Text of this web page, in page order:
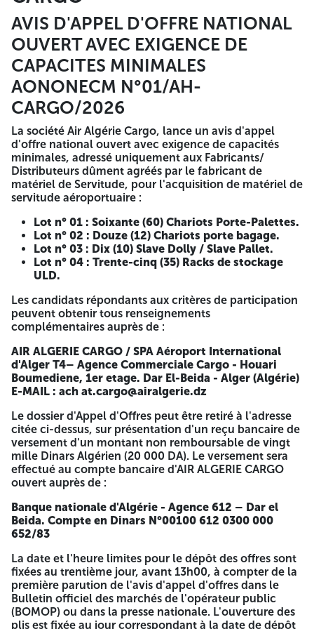
La société Air Algérie Cargo, lance un avis d'appel d'offre
national ouvert avec exigence de capacités minimales,
adressé uniquement aux Fabricants/ Distributeurs dûment
agréés par le fabricant de matériel de Servitude, pour
l'acquisition de matériel de servitude aéroportuaire :
Lot n° 01 : Soixante (60) Chariots Porte-Palettes.
Lot n° 02 : Douze (12) Chariots porte bagage.
Lot n° 03 : Dix (10) Slave Dolly / Slave Pallet.
Lot n° 04 : Trente-cinq (35) Racks de stockage ULD.
Les candidats répondants aux critères de participation
peuvent obtenir tous renseignements complémentaires
auprès de :
AIR ALGERIE CARGO / SPA Aéroport International d'Alger
T4– Agence Commerciale Cargo - Houari Boumediene,
1er etage. Dar El-Beida - Alger (Algérie) E-MAIL : ach
at.cargo@airalgerie.dz
Le dossier d'Appel d'Offres peut être retiré à l'adresse citée
ci-dessus, sur présentation d'un reçu bancaire de
versement d'un montant non remboursable de vingt mille
Dinars Algérien (20 000 DA). Le versement sera effectué au
compte bancaire d'AIR ALGERIE CARGO ouvert auprès de :
Banque nationale d'Algérie - Agence 612 – Dar el Beida.
Compte en Dinars N°00100 612 0300 000 652/83
La date et l'heure limites pour le dépôt des offres sont
fixées au trentième jour, avant 13h00, à compter de la
première parution de l'avis d'appel d'offres dans le Bulletin
officiel des marchés de l'opérateur public (BOMOP) ou
dans la presse nationale. L'ouverture des plis est fixée au
jour correspondant à la date de dépôt des offres, à 14h00,
au siège de la Direction Générale, et la séance sera
publique.
El Moudjahid/Pub Anep 2616009667 du 19/03/2026
AVIS D'APPEL D'OFFRE NATIONAL
OUVERT AVEC EXIGENCE DE
CAPACITES MINIMALES
AONONECM N°01/AH-
CARGO/2026
La société Air Algérie Cargo, lance un avis d'appel
d'offre national ouvert avec exigence de capacités
minimales, adressé uniquement aux Fabricants/
Distributeurs dûment agréés par le fabricant de
matériel de Servitude, pour l'acquisition de matériel de
servitude aéroportuaire :
Lot n° 01 : Soixante (60) Chariots Porte-Palettes.
Lot n° 02 : Douze (12) Chariots porte bagage.
Lot n° 03 : Dix (10) Slave Dolly / Slave Pallet.
Lot n° 04 : Trente-cinq (35) Racks de stockage
ULD.
Les candidats répondants aux critères de participation
peuvent obtenir tous renseignements
complémentaires auprès de :
AIR ALGERIE CARGO / SPA Aéroport International
d'Alger T4– Agence Commerciale Cargo - Houari
Boumediene, 1er etage. Dar El-Beida - Alger (Algérie)
E-MAIL : ach at.cargo@airalgerie.dz
Le dossier d'Appel d'Offres peut être retiré à l'adresse
citée ci-dessus, sur présentation d'un reçu bancaire de
versement d'un montant non remboursable de vingt
mille Dinars Algérien (20 000 DA). Le versement sera
effectué au compte bancaire d'AIR ALGERIE CARGO
ouvert auprès de :
Banque nationale d'Algérie - Agence 612 – Dar el
Beida. Compte en Dinars N°00100 612 0300 000
652/83
La date et l'heure limites pour le dépôt des offres sont
fixées au trentième jour, avant 13h00, à compter de la
première parution de l'avis d'appel d'offres dans le
Bulletin officiel des marchés de l'opérateur public
(BOMOP) ou dans la presse nationale. L'ouverture des
plis est fixée au jour correspondant à la date de dépôt